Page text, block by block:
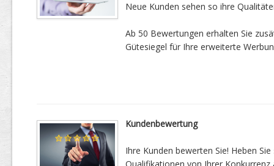
Neue Kunden sehen so ihre
Ab 50 Bewertungen erhalten Sie
Gütesiegel für Ihre erweiterte
Kundenbewertung
Ihre Kunden bewerten Sie! Heben